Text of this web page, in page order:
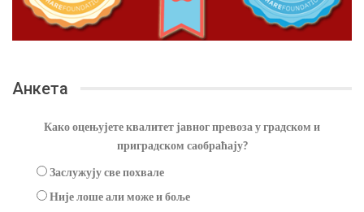
Анкета
Како оцењујете квалитет јавног превоза у градском и
приградском саобраћају?
Заслужују све похвале
Није лоше али може и боље